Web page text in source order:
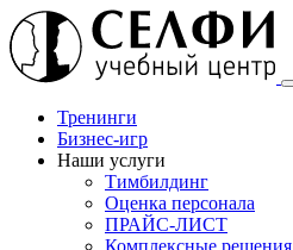
Тренинги
Бизнес-игр
Наши услуги
Тимбилдинг
Оценка персонала
ПРАЙС-ЛИСТ
Комплексные решения